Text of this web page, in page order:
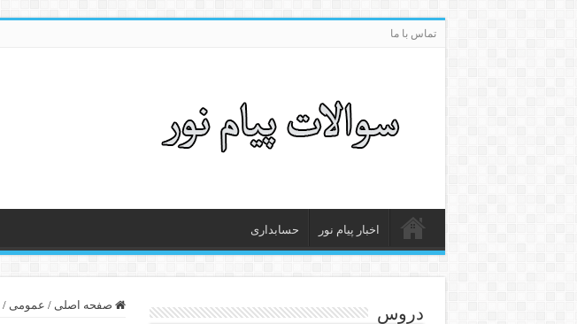
تماس با ما
اخبار پیام نور حسابداری
صفحه اصلی / عمومی / دروس